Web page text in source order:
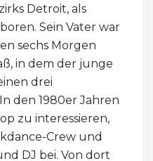
Detroit, als
Sein Vater war
sechs Morgen
in dem der junge
drei
den 1980er Jahren
zu interessieren,
Crew und
DJ bei. Von dort